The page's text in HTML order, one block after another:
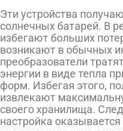
Эти устройства
солнечных батарей. В
избегают больших
возникают в обычных
преобразователи
энергии в виде тепла
форм. Избегая этого,
извлекают
своего хранилища.
настройка